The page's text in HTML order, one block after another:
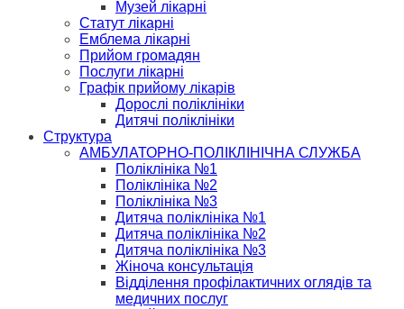
Музей лікарні
Статут лікарні
Емблема лікарні
Прийом громадян
Послуги лікарні
Графік прийому лікарів
Дорослі поліклініки
Дитячі поліклініки
Структура
АМБУЛАТОРНО-ПОЛІКЛІНІЧНА СЛУЖБА
Поліклініка №1
Поліклініка №2
Поліклініка №3
Дитяча поліклініка №1
Дитяча поліклініка №2
Дитяча поліклініка №3
Жіноча консультація
Відділення профілактичних оглядів та
медичних послуг